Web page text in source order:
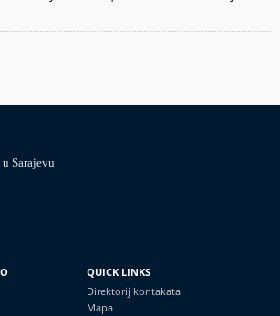
Sarajevu
QUICK LINKS
Direktorij kontakata
Mapa